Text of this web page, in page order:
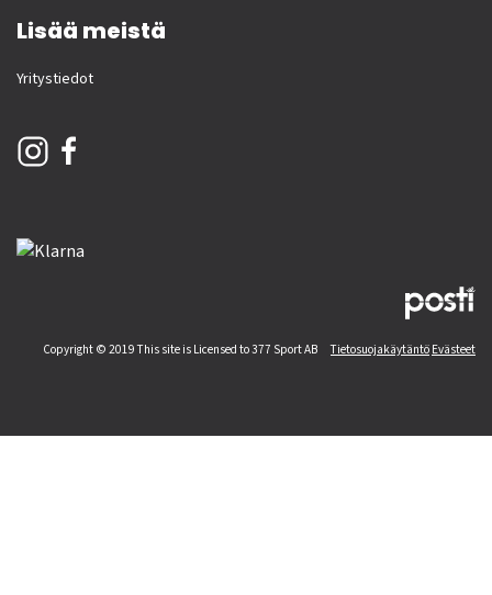
Lisää meistä
Yritystiedot
Copyright © 2019 This site is Licensed to 377 Sport AB Tietosuojakäytäntö Evästeet